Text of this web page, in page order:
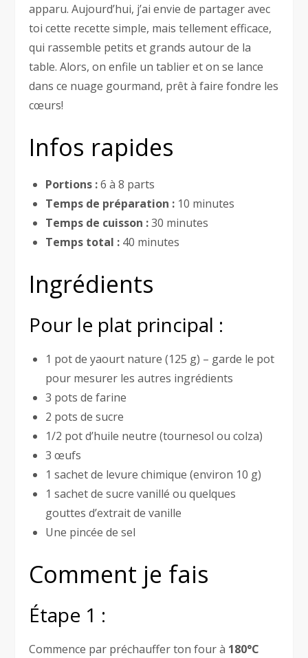
apparu. Aujourd’hui, j’ai envie de partager avec
toi cette recette simple, mais tellement efficace,
qui rassemble petits et grands autour de la
table. Alors, on enfile un tablier et on se lance
dans ce nuage gourmand, prêt à faire fondre les
cœurs!
Infos rapides
Portions :6 à 8 parts
Temps de préparation : 10 minutes
Temps de cuisson :30 minutes
Temps total : 40 minutes
Ingrédients
Pour le plat principal :
1 pot de yaourt nature (125 g) – garde le pot
pour mesurer les autres ingrédients
3 pots de farine
2 pots de sucre
1/2 pot d’huile neutre (tournesol ou colza)
3 œufs
1 sachet de levure chimique (environ 10 g)
1 sachet de sucre vanillé ou quelques
gouttes d’extrait de vanille
Une pincée de sel
Comment je fais
Étape 1 :
Commence par préchauffer ton four à 180°C